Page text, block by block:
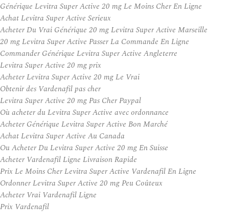
Générique Levitra Super Active 20 mg Le Moins Cher En Ligne
Achat Levitra Super Active Serieux
Acheter Du Vrai Générique 20 mg Levitra Super Active Marseille
20 mg Levitra Super Active Passer La Commande En Ligne
Commander Générique Levitra Super Active Angleterre
Levitra Super Active 20 mg prix
Acheter Levitra Super Active 20 mg Le Vrai
Obtenir des Vardenafil pas cher
Levitra Super Active 20 mg Pas Cher Paypal
Où acheter du Levitra Super Active avec ordonnance
Acheter Générique Levitra Super Active Bon Marché
Achat Levitra Super Active Au Canada
Ou Acheter Du Levitra Super Active 20 mg En Suisse
Acheter Vardenafil Ligne Livraison Rapide
Prix Le Moins Cher Levitra Super Active Vardenafil En Ligne
Ordonner Levitra Super Active 20 mg Peu Coûteux
Acheter Vrai Vardenafil Ligne
Prix Vardenafil